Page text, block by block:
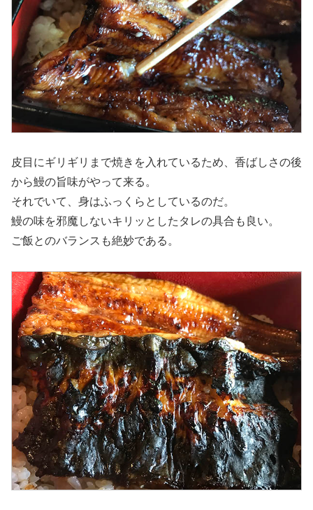
皮目にギリギリまで焼きを入れているため、香ばしさの後
から鰻の旨味がやって来る。
それでいて、身はふっくらとしているのだ。
鰻の味を邪魔しないキリッとしたタレの具合も良い。
ご飯とのバランスも絶妙である。